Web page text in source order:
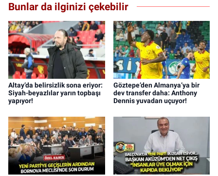
Bunlar da ilginizi çekebilir
Altay’da belirsizlik sona eriyor:
Siyah-beyazlılar yarın topbaşı
yapıyor!
Göztepe’den Almanya’ya bir
dev transfer daha: Anthony
Dennis yuvadan uçuyor!